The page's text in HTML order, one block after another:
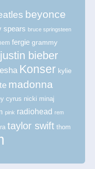
beyonce
spears bruce springsteen
fergie grammy
justin bieber
Konser kylie
madonna
cyrus nicki minaj
pink radiohead rem
taylor swift thom